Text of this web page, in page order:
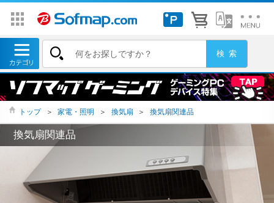
トップ ＞ 家電・照明 ＞ 換気扇 ＞ 換気扇関連品
換気扇関連品